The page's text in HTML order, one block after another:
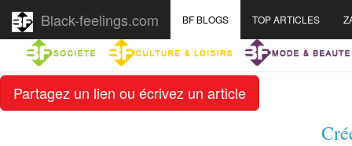
Partagez un lien ou écrivez un article
Black-feelings.com BF BLOGS TOP ARTICLES